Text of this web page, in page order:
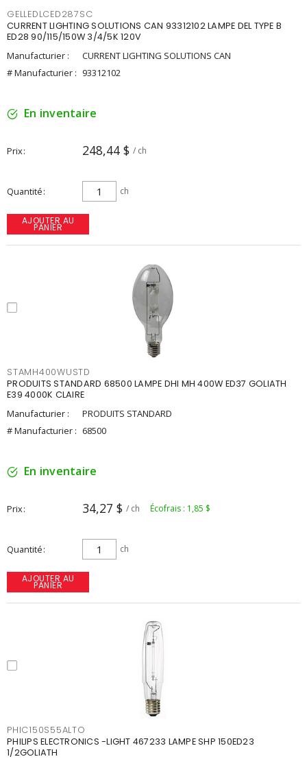
GELLEDLCED287SC
CURRENT LIGHTING SOLUTIONS CAN 93312102 LAMPE DEL TYPE B
ED28 90/115/150W 3/4/5K 120V
Manufacturier :
CURRENT LIGHTING SOLUTIONS CAN
# Manufacturier : 93312102
En inventaire
Prix 248,44 $ / ch
Quantité ch
AJOUTER AU
PANIER
STAMH400WUSTD
PRODUITS STANDARD 68500 LAMPE DHI MH 400W ED37 GOLIATH
E39 4000K CLAIRE
Manufacturier :
PRODUITS STANDARD
# Manufacturier : 68500
En inventaire
Prix 34,27 $ / ch Écofrais : 1,85 $
Quantité ch
AJOUTER AU
PANIER
PHIC150S55ALTO
PHILIPS ELECTRONICS -LIGHT 467233 LAMPE SHP 150ED23
1/2GOLIATH